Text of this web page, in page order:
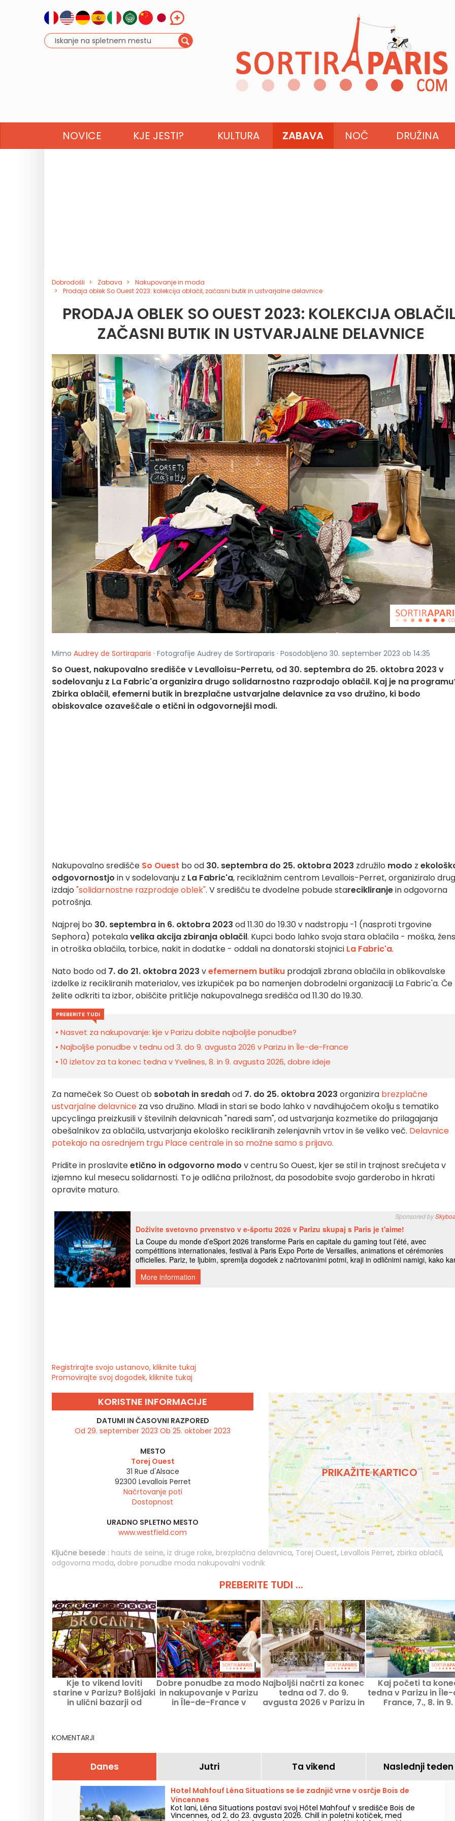
NOVICE KJE JESTI? KULTURA ZABAVA NOČ DRUŽINA
Dobrodošli Zabava
Nakupovanje in moda
Prodaja oblek So Ouest 2023: kolekcija oblačil, začasni butik in ustvarjalne delavnice
PRODAJA OBLEK SO OUEST 2023: KOLEKCIJA
ZAČASNI BUTIK IN USTVARJALNE DELAVNICE
Mimo Audrey de Sortiraparis · Fotografije Audrey de Sortiraparis · Posodobljeno 30. september 2023 ob 14:35
So Ouest, nakupovalno središče v Levalloisu-Perretu, od 30. septembra do 25. oktobra 2023 v
sodelovanju z La Fabric'a organizira drugo solidarnostno razprodajo oblačil. Kaj je na
Zbirka oblačil, efemerni butik in brezplačne ustvarjalne delavnice za vso družino, ki bodo
obiskovalce ozaveščale o etični in odgovornejši modi.
Nakupovalno središče So Ouest bo od 30. septembra do 25. oktobra 2023 združilo modo z
odgovornostjo in v sodelovanju z La Fabric'a, reciklažnim centrom Levallois-Perret, organiziralo
izdajo "solidarnostne razprodaje oblek". V središču te dvodelne pobude starecikliranjein odgovorna
potrošnja.
Najprej bo 30. septembra in 6. oktobra 2023 od 11.30 do 19.30 v nadstropju -1 (nasproti trgovine
Sephora) potekalavelika akcija zbiranja oblačil. Kupci bodo lahko svoja stara oblačila - moška,
in otroška oblačila, torbice, nakit in dodatke - oddali na donatorski stojnici La Fabric'a.
Nato bodo od 7. do 21. oktobra 2023 vefemernem butiku prodajali zbrana oblačila in oblikovalske
izdelke iz recikliranih materialov, ves izkupiček pa bo namenjen dobrodelni organizaciji La Fabric'a. Če
želite odkriti ta izbor, obiščite pritličje nakupovalnega središča od 11.30 do 19.30.
PREBERITE TUDI
Nasvet za nakupovanje: kje v Parizu dobite najboljše ponudbe?
Najboljše ponudbe v tednu od 3. do 9. avgusta 2026 v Parizu in Île-de-France
10 izletov za ta konec tedna v Yvelines, 8. in 9. avgusta 2026, dobre ideje
Za nameček So Ouest ob sobotah in sredahod 7. do 25. oktobra 2023 organizira brezplačne
ustvarjalne delavnice za vso družino. Mladi in stari se bodo lahko v navdihujočem okolju s tematiko
upcyclinga preizkusili v številnih delavnicah "naredi sam", od ustvarjanja kozmetike do prilagajanja
obešalnikov za oblačila, ustvarjanja ekološko recikliranih zelenjavnih vrtov in še veliko več. Delavnice
potekajo na osrednjem trgu Place centrale in so možne samo s prijavo.
Pridite in proslaviteetično in odgovorno modo v centru So Ouest, kjer se stil in trajnost srečujeta v
izjemno kul mesecu solidarnosti. To je odlična priložnost, da posodobite svojo garderobo in hkrati
opravite maturo.
Registrirajte svojo ustanovo, kliknite tukaj
Promovirajte svoj dogodek, kliknite tukaj
KORISTNE INFORMACIJE
DATUMI IN ČASOVNI RAZPORED
Od 29. september 2023 Ob 25. oktober 2023
MESTO
Torej Ouest
31 Rue d'Alsace
92300 Levallois Perret
Načrtovanje poti
Dostopnost
URADNO SPLETNO MESTO
www.westfield.com
PRIKAŽITE KARTICO
Ključne besede : hauts de seine, iz druge roke, brezplačna delavnica, Torej Ouest, Levallois Perret, zbirka oblačil,
odgovorna moda, dobre ponudbe moda nakupovalni vodnik
PREBERITE TUDI ...
Kje to vikend loviti
starine v Parizu? Bolšjaki
in ulični bazarji od
Dobre ponudbe za modo
in nakupovanje v Parizu
in Île-de-France v
Najboljši načrti za konec
tedna od 7. do 9.
avgusta 2026 v Parizu in
Kaj početi ta
tedna v Parizu in
France, 7., 8. in 9.
KOMENTARJI
Danes Jutri Ta vikend Naslednji teden
Hotel Mahfouf Léna Situations se še zadnjič vrne v osrčje Bois de
Vincennes
Kot lani, Léna Situations postavi svoj Hôtel Mahfouf v središče Bois de
Vincennes, od 2. do 23. avgusta 2026. Chill in poletni kotiček, med